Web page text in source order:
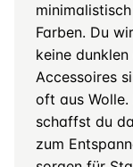
Farben. Du
keine
Accessoires
oft aus
schaffst du
zum